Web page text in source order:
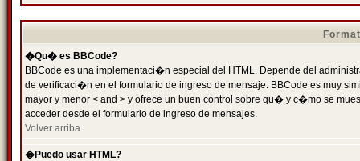
�Qu� es BBCode?
BBCode es una implementaci�n especial del HTML. Depende del
de verificaci�n en el formulario de ingreso de mensaje. BBCode es muy
mayor y menor < and > y ofrece un buen control sobre qu� y c�mo se
acceder desde el formulario de ingreso de mensajes.
Volver arriba
�Puedo usar HTML?